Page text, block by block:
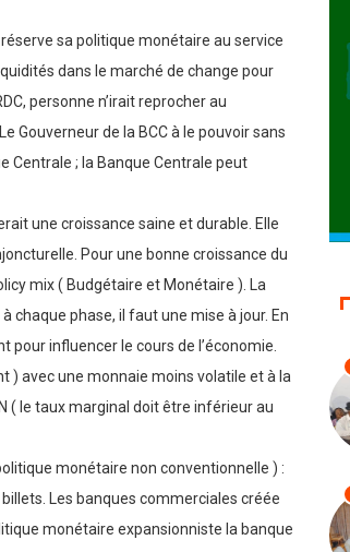
sa politique monétaire au service
dans le marché de change pour
personne n’irait reprocher au
Gouverneur de la BCC à le pouvoir sans
Centrale ; la Banque Centrale peut
une croissance saine et durable. Elle
Pour une bonne croissance du
mix ( Budgétaire et Monétaire ). La
chaque phase, il faut une mise à jour. En
pour influencer le cours de l’économie.
) avec une monnaie moins volatile et à la
( le taux marginal doit être inférieur au
monétaire non conventionnelle ) :
Les banques commerciales créée
monétaire expansionniste la banque